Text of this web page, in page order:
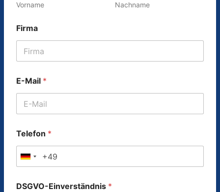
Vorname Nachname
Firma
E-Mail *
Telefon *
G
r
DSGVO-Einverständnis *